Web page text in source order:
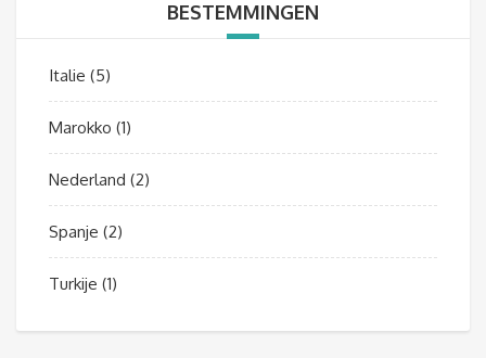
BESTEMMINGEN
Italie (5)
Marokko (1)
Nederland (2)
Spanje (2)
Turkije (1)